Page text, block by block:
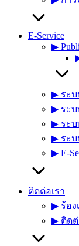
E-Service
▶︎
▶︎ ระบ
▶︎ ระบ
▶︎ ระบ
▶︎ ระบ
▶︎ E-
ติดต่อเรา
▶︎ ร้อง
▶︎ ติดต่